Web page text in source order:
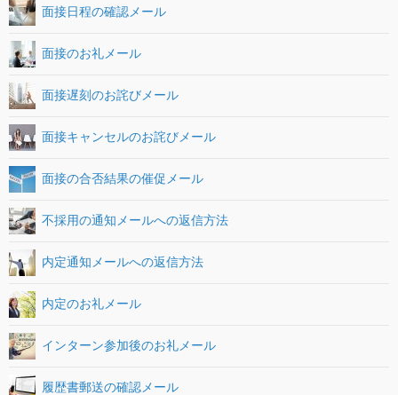
面接日程の確認メール
面接のお礼メール
面接遅刻のお詫びメール
面接キャンセルのお詫びメール
面接の合否結果の催促メール
不採用の通知メールへの返信方法
内定通知メールへの返信方法
内定のお礼メール
インターン参加後のお礼メール
履歴書郵送の確認メール